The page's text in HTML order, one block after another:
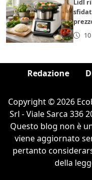
Lidl
Redazione
Copyright © 2026
Srl - Viale Sarca 336
Questo blog non è
viene aggiornato
pertanto
della